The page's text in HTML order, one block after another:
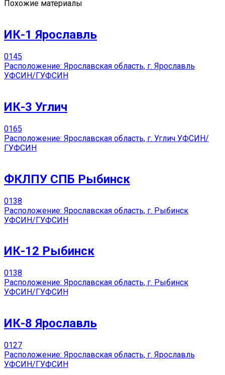
Похожие материалы
ИК-1 Ярославль
0145
Расположение: Ярославская область, г. Ярославль
УФСИН/ГУФСИН
ИК-3 Углич
0165
Расположение: Ярославская область, г. Углич УФСИН/
ГУФСИН
ФКЛПУ СПБ Рыбинск
0138
Расположение: Ярославская область, г. Рыбинск
УФСИН/ГУФСИН
ИК-12 Рыбинск
0138
Расположение: Ярославская область, г. Рыбинск
УФСИН/ГУФСИН
ИК-8 Ярославль
0127
Расположение: Ярославская область, г. Ярославль
УФСИН/ГУФСИН